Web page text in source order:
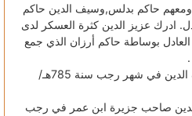
ومعهم حاكم بدلس,وسيف الدين حاكم
ادرك عزيز الدين كثرة العسكر لدى
بوساطة حاكم أرزان الذي جمع
ونص آخر حول وفاة الأمير سيف الدين في شهر رجب سنة 785هـ/
مات سيف الدين صاحب جزيرة ابن عمر في رجب